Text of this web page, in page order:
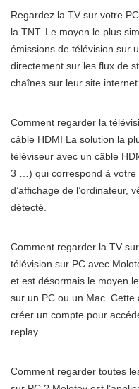
Regardez la TV sur votre
la TNT. Le moyen le plus
émissions de télévision sur
directement sur les flux de
chaînes sur leur site internet.
Comment regarder la
câble HDMI La solution la
téléviseur avec un câble
3 …) qui correspond à votre
d’affichage de l’ordinateur,
détecté.
Comment regarder la TV
télévision sur PC avec
et est désormais le moyen
sur un PC ou un Mac.
créer un compte pour
replay.
Comment regarder toutes